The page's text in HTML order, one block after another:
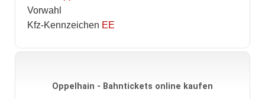
Vorwahl
Kfz-Kennzeichen EE
Oppelhain - Bahntickets online kaufen